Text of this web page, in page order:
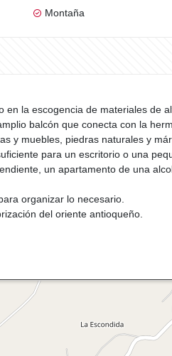
Montaña
la escogencia de materiales de
balcón que conecta con la
y muebles, piedras naturales y
para un escritorio o una
un apartamento de una
organizar lo necesario.
del oriente antioqueño.